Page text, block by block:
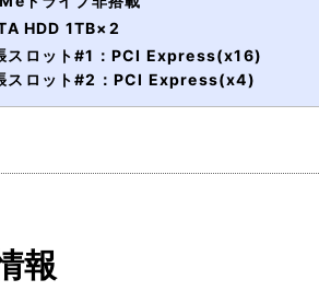
HDD 1TB×2
スロット#1：PCI Express(x16)
スロット#2：PCI Express(x4)
報